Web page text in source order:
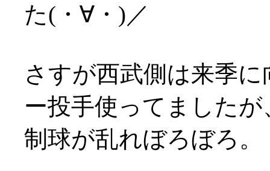
た(・∀・)／
さすが西武側は来季
ー投手使ってましたが
制球が乱れぼろぼろ。